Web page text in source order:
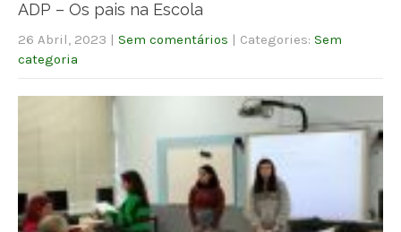
ADP – Os pais na Escola
26 Abril, 2023 | Sem comentários | Categories: Sem
categoria